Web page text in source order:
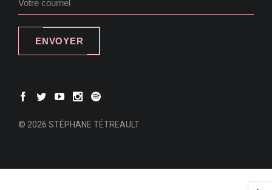
ENVOYER
© 2026 STÉPHANE TÉTREAULT